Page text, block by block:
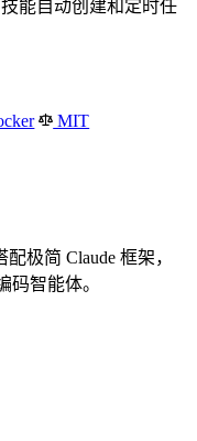
能自动创建和定时任
MIT
极简 Claude 框架，
码智能体。